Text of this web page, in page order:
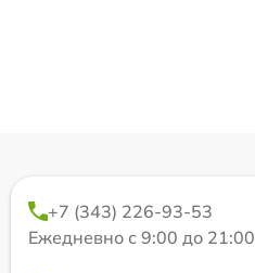
+7 (343) 226-93-53
Ежедневно с 9:00 до 21:00